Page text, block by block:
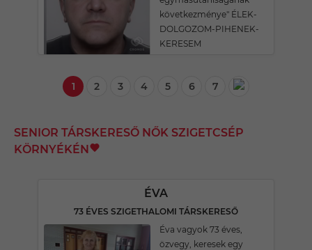
következménye" ÉLEK-
DOLGOZOM-PIHENEK-
KERESEM
1 2 3 4 5 6 7
SENIOR TÁRSKERESŐ NŐK SZIGETCSÉP
KÖRNYÉKÉN
ÉVA
73 ÉVES SZIGETHALOMI TÁRSKERESŐ
Éva vagyok 73 éves,
özvegy, keresek egy